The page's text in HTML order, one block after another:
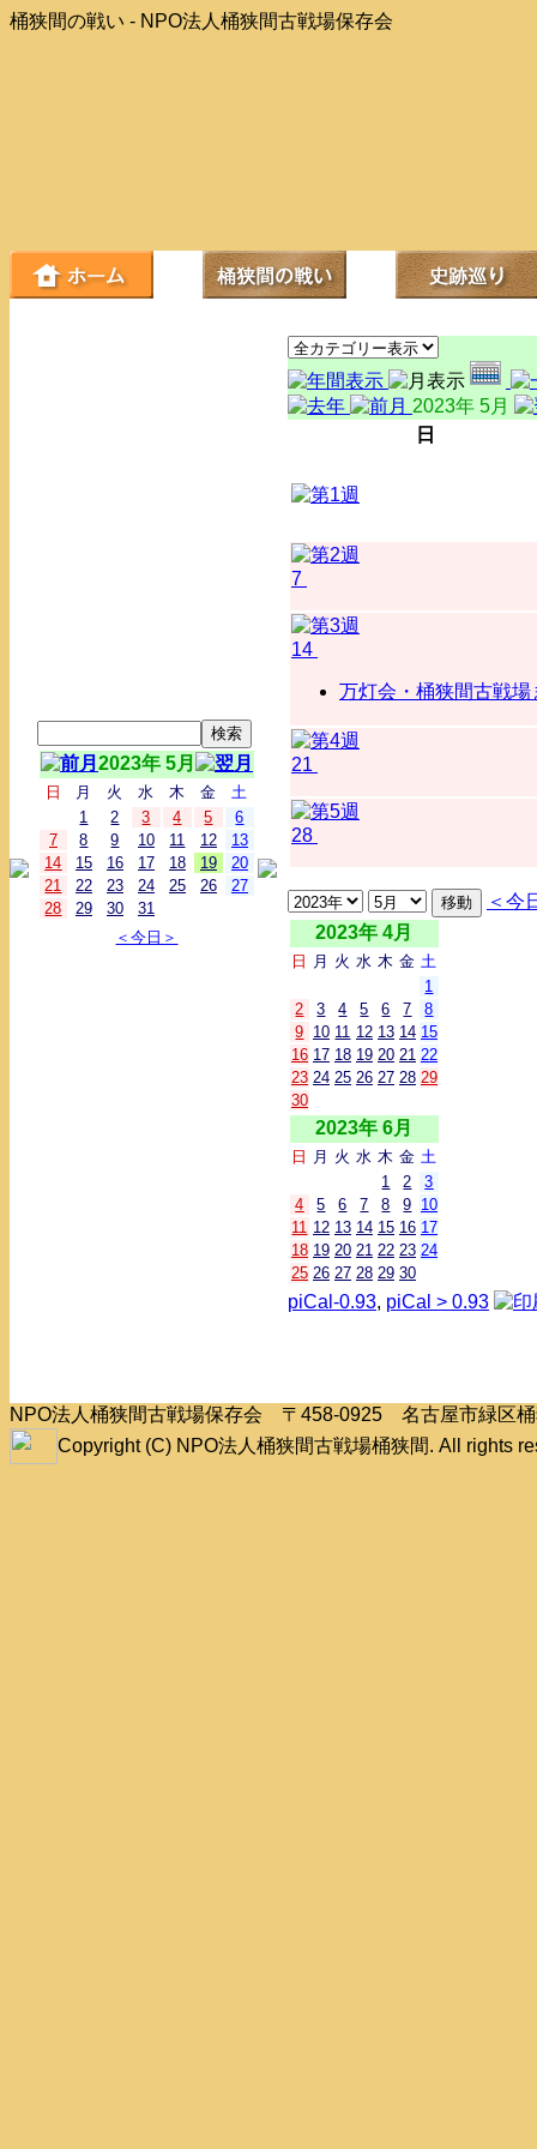
桶狭間の戦い - NPO法人桶狭間古戦場保存会
2023年 5月
日 月 火 水 木 金
土
1
2 3 4 5
6
7
8 9 10 11 12
13
14
15 16 17 18 19
20
21
22 23 24 25 26
27
28
29 30
31
＜今日＞
2023年 5月
日
7
14
万灯会・桶狭間古戦場
21
28
＜今
2023年 4月
日 月 火 水 木 金 土
1
2
3 4 5 6 7
8
9 10 11 12 13 14 15
16 17 18 19 20 21 22
23 24 25 26 27 28 29
30
2023年 6月
日 月 火 水 木 金 土
1
2
3
4
5 6 7 8 9 10
11 12 13 14 15 16 17
18 19 20 21 22 23 24
25 26 27 28 29 30
piCal-0.93, piCal > 0.93
NPO法人桶狭間古戦場保存会 〒458-0925 名古屋市緑区
Copyright (C) NPO法人桶狭間古戦場桶狭間. All rights